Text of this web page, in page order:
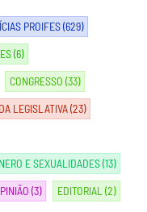
PROIFES(629)
(6)
CONGRESSO (33)
LEGISLATIVA(23)
E SEXUALIDADES(13)
(3) EDITORIAL (2)